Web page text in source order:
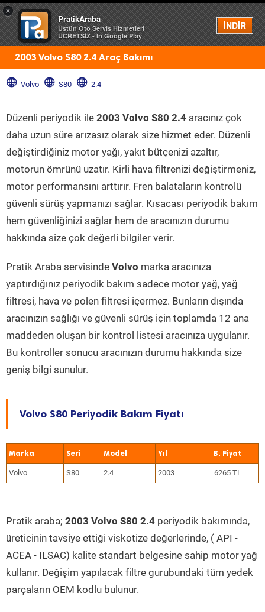
×
PratikAraba
Üstün Oto Servis Hizmetleri
ÜCRETSİZ - In Google Play
İNDİR
Menü
2003 Volvo S80 2.4 Araç Bakımı
Volvo S80 2.4
Düzenli periyodik ile 2003 Volvo S80 2.4 aracınız çok
daha uzun süre arızasız olarak size hizmet eder. Düzenli
değiştirdiğiniz motor yağı, yakıt bütçenizi azaltır,
motorun ömrünü uzatır. Kirli hava filtrenizi değiştirmeniz,
motor performansını arttırır. Fren balataların kontrolü
güvenli sürüş yapmanızı sağlar. Kısacası periyodik bakım
hem güvenliğinizi sağlar hem de aracınızın durumu
hakkında size çok değerli bilgiler verir.
Pratik Araba servisinde Volvo marka aracınıza
yaptırdığınız periyodik bakım sadece motor yağ, yağ
filtresi, hava ve polen filtresi içermez. Bunların dışında
aracınızın sağlığı ve güvenli sürüş için toplamda 12 ana
maddeden oluşan bir kontrol listesi aracınıza uygulanır.
Bu kontroller sonucu aracınızın durumu hakkında size
geniş bilgi sunulur.
Volvo S80 Periyodik Bakım Fiyatı
Marka Seri Model Yıl
Volvo S80 2.4 2003 6265 TL
Pratik araba; 2003 Volvo S80 2.4 periyodik bakımında,
üreticinin tavsiye ettiği viskotize değerlerinde, ( API -
ACEA - ILSAC) kalite standart belgesine sahip motor yağ
kullanır. Değişim yapılacak filtre gurubundaki tüm yedek
parçaların OEM kodlu bulunur.